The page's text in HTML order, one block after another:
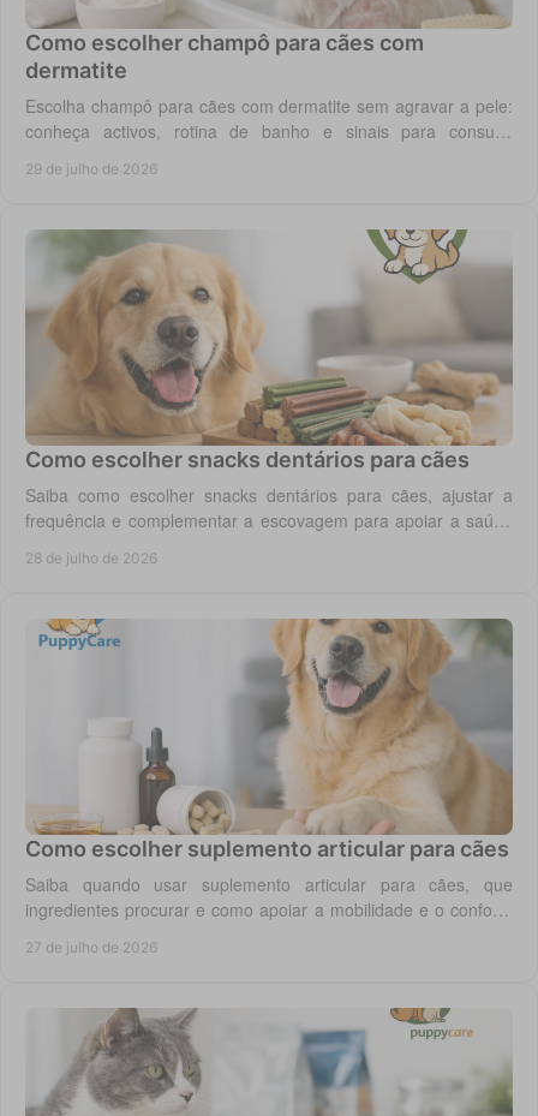
Como escolher champô para cães com
dermatite
Escolha champô para cães com dermatite sem agravar a pele:
conheça activos, rotina de banho e sinais para consulta
29 de julho de 2026
Como escolher snacks dentários para cães
Saiba como escolher snacks dentários para cães, ajustar a
frequência e complementar a escovagem para apoiar a saúde
28 de julho de 2026
Como escolher suplemento articular para cães
Saiba quando usar suplemento articular para cães, que
ingredientes procurar e como apoiar a mobilidade e o conforto
27 de julho de 2026